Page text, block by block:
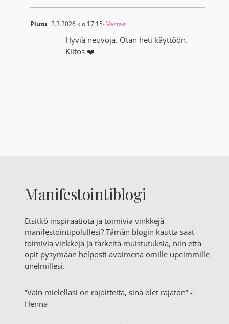
Piutu 2.3.2026 klo 17:15- Vastaa
Hyviä neuvoja. Otan heti käyttöön.
Kiitos ❤️
Manifestointiblogi
Etsitkö inspiraatiota ja toimivia vinkkejä
manifestointipolullesi? Tämän blogin kautta saat
toimivia vinkkejä ja tärkeitä muistutuksia, niin että
opit pysymään helposti avoimena omille upeimmille
unelmillesi.
”Vain mielelläsi on rajoitteita, sinä olet rajaton” -
Henna